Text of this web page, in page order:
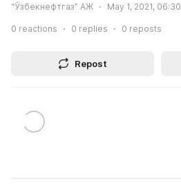
“Ўзбекнефтгаз” АЖ May 1, 2021, 06:30
0 reactions 0 replies 0 reposts
Repost